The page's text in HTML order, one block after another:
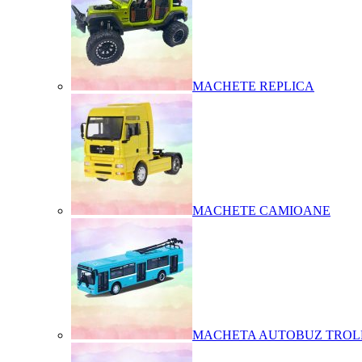
MACHETE REPLICA
MACHETE CAMIOANE
MACHETA AUTOBUZ